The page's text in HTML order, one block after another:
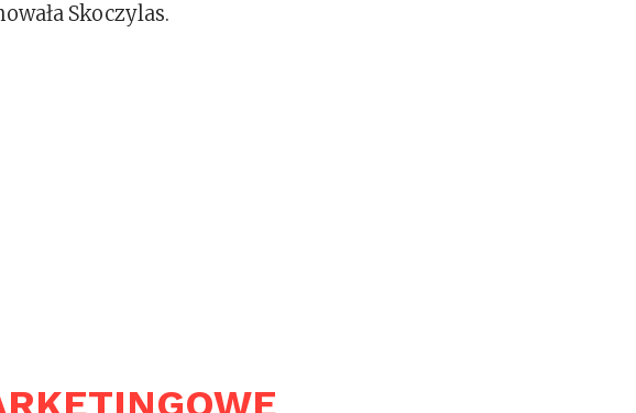
Skoczylas.